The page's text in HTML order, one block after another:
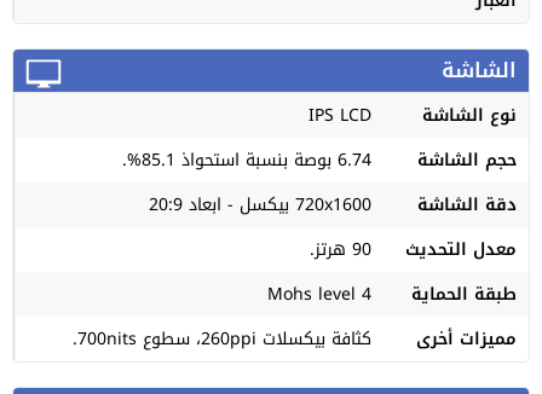
الشاشة
نوع الشاشة
IPS LCD
حجم الشاشة
6.74 بوصة بنسبة استحواذ 85.1%.
دقة الشاشة
720x1600 بيكسل - ابعاد 20:9
معدل التحديث
90 هرتز.
طبقة الحماية
Mohs level 4
مميزات أخرى
كثافة بيكسلات 260ppi، سطوع 700nits.